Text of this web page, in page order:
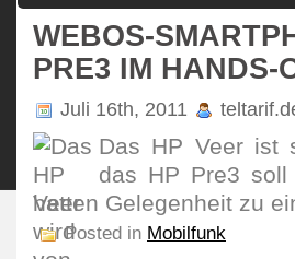
SMARTPHONES & HANDYS
WEBOS-
PRE3 IM HANDS-
Juli 16th, 2011
Das HP Veer ist
das HP Pre3
hatten Gelegenheit zu
Posted in Mobilfunk